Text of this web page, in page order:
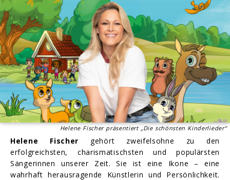
Helene Fischer präsentiert „Die schönsten Kinderlieder“
Helene Fischer gehört zweifelsohne zu den
erfolgreichsten, charismatischsten und populärsten
Sängerinnen unserer Zeit. Sie ist eine Ikone – eine
wahrhaft herausragende Künstlerin und Persönlichkeit.